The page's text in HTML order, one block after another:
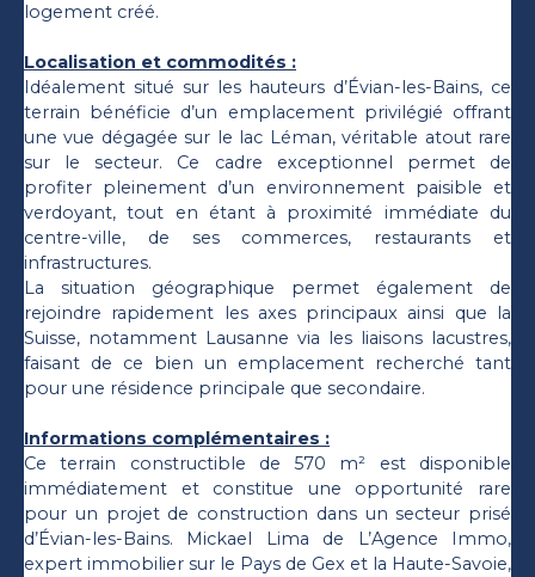
logement créé.
Localisation et commodités :
Idéalement situé sur les hauteurs d’Évian-les-Bains, ce
terrain bénéficie d’un emplacement privilégié offrant
une vue dégagée sur le lac Léman, véritable atout rare
sur le secteur. Ce cadre exceptionnel permet de
profiter pleinement d’un environnement paisible et
verdoyant, tout en étant à proximité immédiate du
centre-ville, de ses commerces, restaurants et
infrastructures.
La situation géographique permet également de
rejoindre rapidement les axes principaux ainsi que la
Suisse, notamment Lausanne via les liaisons lacustres,
faisant de ce bien un emplacement recherché tant
pour une résidence principale que secondaire.
Informations complémentaires :
Ce terrain constructible de 570 m² est disponible
immédiatement et constitue une opportunité rare
pour un projet de construction dans un secteur prisé
d’Évian-les-Bains. Mickael Lima de L’Agence Immo,
expert immobilier sur le Pays de Gex et la Haute-Savoie,